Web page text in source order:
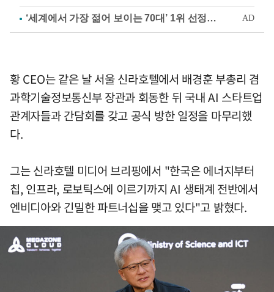
황 CEO는 같은 날 서울 신라호텔에서 배경훈 부총리 겸
과학기술정보통신부 장관과 회동한 뒤 국내 AI 스타트업
관계자들과 간담회를 갖고 공식 방한 일정을 마무리했
다.
그는 신라호텔 미디어 브리핑에서 "한국은 에너지부터
칩, 인프라, 로보틱스에 이르기까지 AI 생태계 전반에서
엔비디아와 긴밀한 파트너십을 맺고 있다"고 밝혔다.